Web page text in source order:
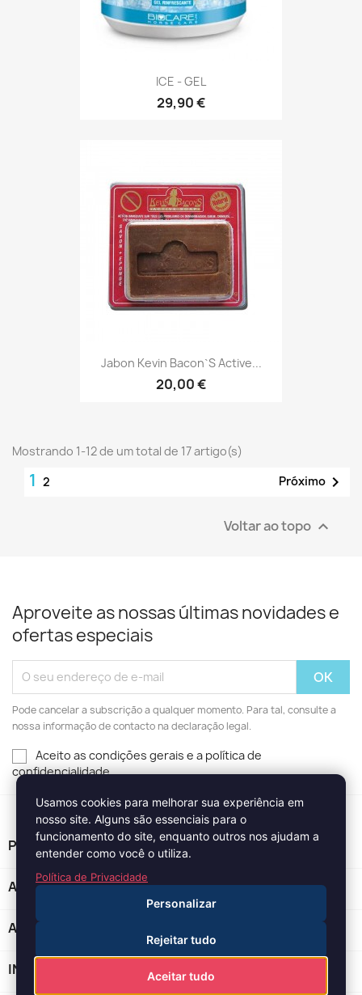
ICE - GEL
29,90 €
Jabon Kevin Bacon`s Active...
20,00 €
Mostrando 1-12 de um total de 17 artigo(s)
1 2 Próximo 
Voltar ao topo 
Aproveite as nossas últimas novidades e
ofertas especiais
Pode cancelar a subscrição a qualquer momento. Para tal, consulte a
nossa informação de contacto na declaração legal.
Aceito as condições gerais e a política de
confidencialidade
Usamos cookies para melhorar sua experiência em
nosso site. Alguns são essenciais para o
funcionamento do site, enquanto outros nos ajudam a
entender como você o utiliza.
Política de Privacidade
Personalizar
Rejeitar tudo
Aceitar tudo
PRODUTOS
A NOSSA EMPRESA 
A SUA CONTA 
INFORMAÇÃO DA LOJA